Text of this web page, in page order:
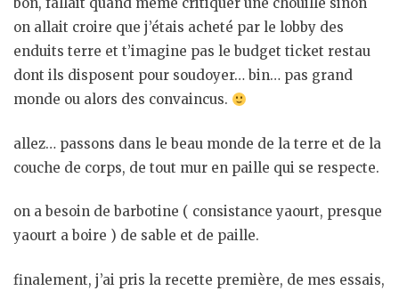
on allait croire que j’étais acheté par le lobby des
enduits terre et t’imagine pas le budget ticket restau
dont ils disposent pour soudoyer… bin… pas grand
monde ou alors des convaincus.
allez… passons dans le beau monde de la terre et de la
couche de corps, de tout mur en paille qui se respecte.
on a besoin de barbotine ( consistance yaourt, presque
yaourt a boire ) de sable et de paille.
finalement, j’ai pris la recette première, de mes essais,